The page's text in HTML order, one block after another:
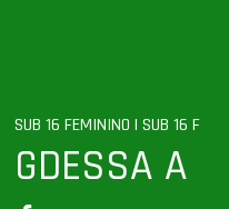
SUB 16 FEMININO | SUB 16 F
GDESSA A